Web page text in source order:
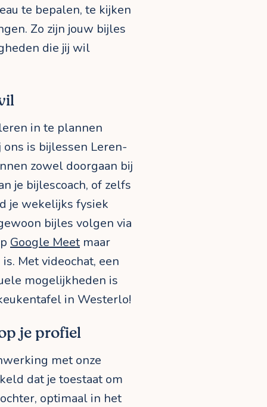
te bepalen, te kijken
Zo zijn jouw bijles
die jij wil
in te plannen
ons is bijlessen Leren-
zowel doorgaan bij
je bijlescoach, of zelfs
je wekelijks fysiek
bijles volgen via
Google Meet maar
Met videochat, een
mogelijkheden is
in Westerlo!
je profiel
met onze
dat je toestaat om
optimaal in het